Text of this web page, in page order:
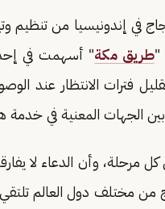
إندونيسيا من تنظيم
"طريق مكة" أسهمت في
فترات الانتظار عند
الجهات المعنية في خدمة
مرحلة، وأن الدعاء لا
مختلف دول العالم